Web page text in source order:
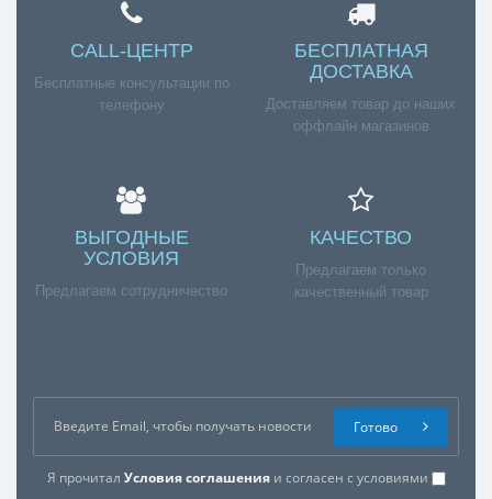
Справка для
покупателей
Если вы хотите купить «Антивибрационные
обращайтесь к нашим менеджерам по номеру
телефона +7 (960) 579-09-09.
Отзывы к Антивибрационные
Нет отзывов о данном товаре.
Написать отзыв
Ваше имя:
CALL-ЦЕНТР
Бесплатные консультации по
телефону
БЕСПЛАТНАЯ
ДОСТАВКА
Доставляем товар до наших
оффлайн магазинов
ВЫГОДНЫЕ
УСЛОВИЯ
Предлагаем сотрудничество
КАЧЕСТВО
Предлагаем только
качественный товар
Я прочитал Условия соглашенияи согласен с условиями
Готово